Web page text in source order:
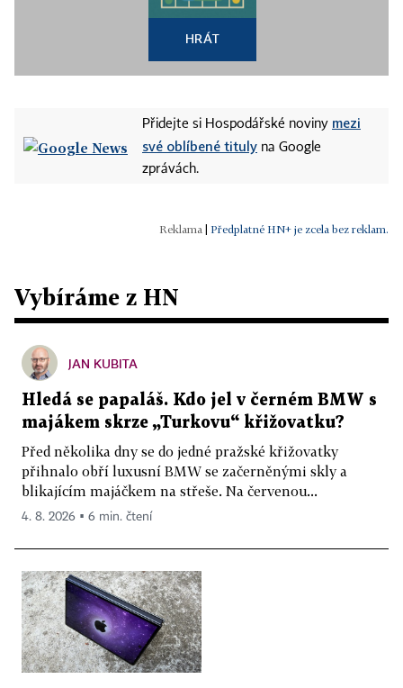
HRÁT
Přidejte si Hospodářské noviny mezi
své oblíbené tituly na Google
zprávách.
Předplatné HN+ je zcela bez reklam.
Vybíráme z HN
JAN KUBITA
Hledá se papaláš. Kdo jel v černém BMW s
majákem skrze „Turkovu“ křižovatku?
Před několika dny se do jedné pražské křižovatky
přihnalo obří luxusní BMW se začerněnými skly a
blikajícím majáčkem na střeše. Na červenou...
4. 8. 2026 ▪ 6 min. čtení